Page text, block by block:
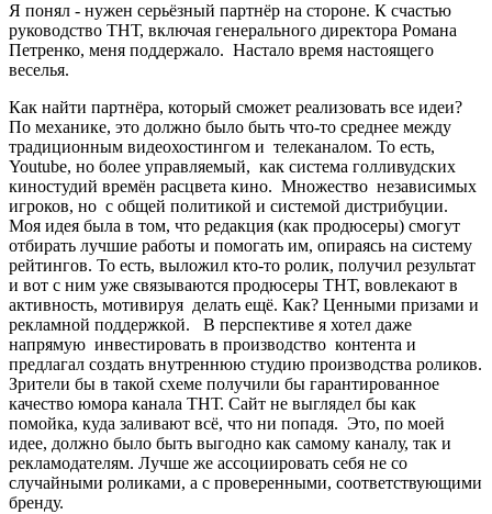
Я понял - нужен серьёзный партнёр на стороне. К счастью
руководство ТНТ, включая генерального директора Романа
Петренко, меня поддержало. Настало время настоящего
веселья.
Как найти партнёра, который сможет реализовать все идеи?
По механике, это должно было быть что-то среднее между
традиционным видеохостингом и телеканалом. То есть,
Youtube, но более управляемый, как система голливудских
киностудий времён расцвета кино. Множество независимых
игроков, но с общей политикой и системой дистрибуции.
Моя идея была в том, что редакция (как продюсеры) смогут
отбирать лучшие работы и помогать им, опираясь на систему
рейтингов. То есть, выложил кто-то ролик, получил результат
и вот с ним уже связываются продюсеры ТНТ, вовлекают в
активность, мотивируя делать ещё. Как? Ценными призами и
рекламной поддержкой. В перспективе я хотел даже
напрямую инвестировать в производство контента и
предлагал создать внутреннюю студию производства роликов.
Зрители бы в такой схеме получили бы гарантированное
качество юмора канала ТНТ. Сайт не выглядел бы как
помойка, куда заливают всё, что ни попадя. Это, по моей
идее, должно было быть выгодно как самому каналу, так и
рекламодателям. Лучше же ассоциировать себя не со
случайными роликами, а с проверенными, соответствующими
бренду.